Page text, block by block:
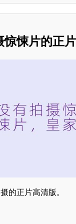
悚片的正
的正片高清版。